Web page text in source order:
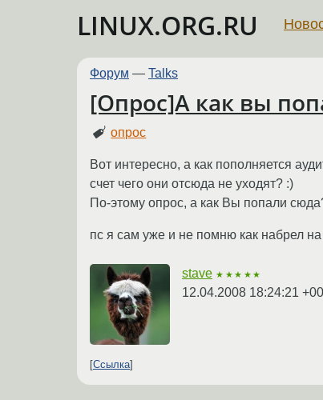
LINUX.ORG.RU
Форум — Talks
[Опрос]А как вы
опрос
Вот интересно, а как пополняется
счет чего они отсюда не уходят? :)
По-этому опрос, а как Вы попали
пс я сам уже и не помню как набрел
stave ★★★★★
12.04.2008 18:24:21
Ссылка